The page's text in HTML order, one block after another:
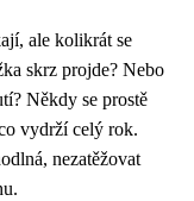
ale kolikrát se
skrz projde? Nebo
Někdy se prostě
vydrží celý rok.
nezatěžovat